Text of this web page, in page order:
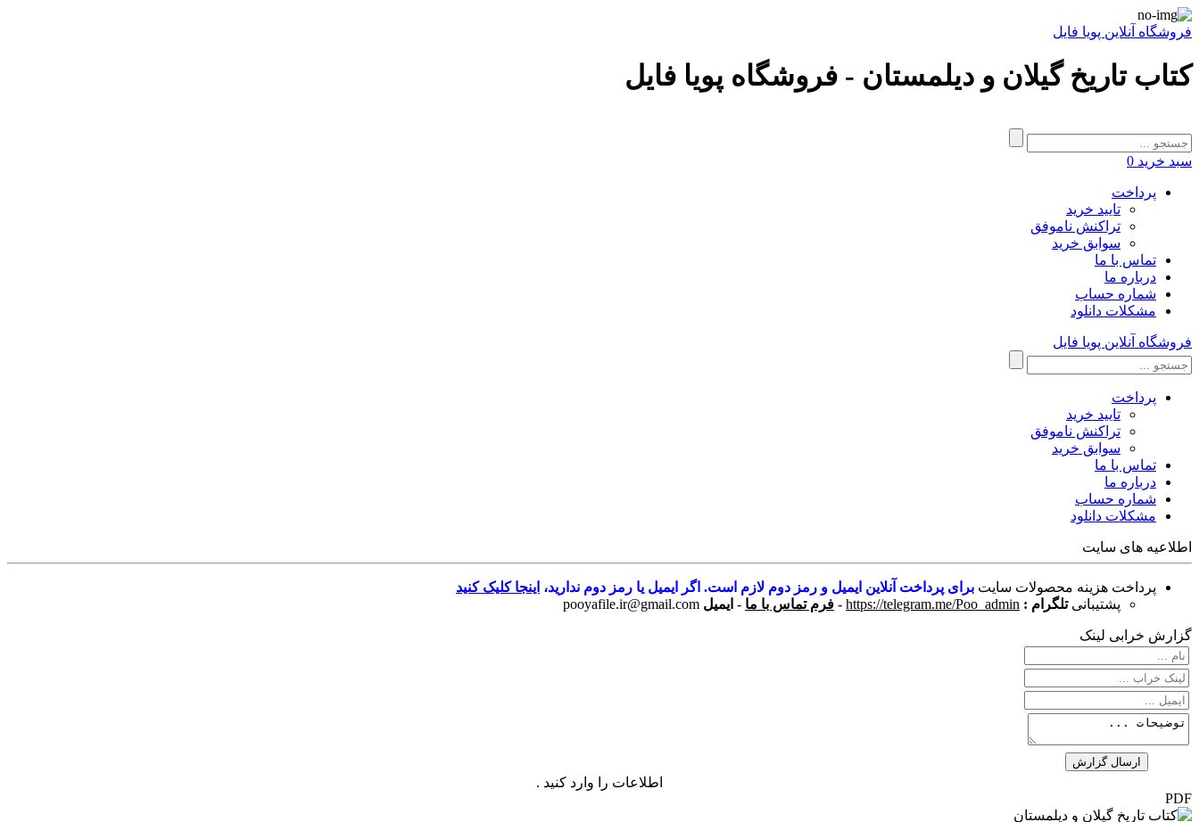
فروشگاه آنلاین پویا فایل
کتاب تاریخ گیلان و دیلمستان - فروشگاه پویا فایل
سبد خرید 0
پرداخت
تایید خرید
تراکنش ناموفق
سوابق خرید
تماس با ما
درباره ما
شماره حساب
مشکلات دانلود
فروشگاه آنلاین پویا فایل
پرداخت
تایید خرید
تراکنش ناموفق
سوابق خرید
تماس با ما
درباره ما
شماره حساب
مشکلات دانلود
اطلاعیه های سایت
پرداخت هزینه محصولات سایت برای پرداخت آنلاین ایمیل و رمز دوم لازم است. اگر ایمیل یا رمز دوم ندارید، اینجا کلیک کنید
پشتیبانی تلگرام : https://telegram.me/Poo_admin
- فرم تماس با ما - ایمیل pooyafile.ir@gmail.com
گزارش خرابی لینک
اطلاعات را وارد کنید .
PDF